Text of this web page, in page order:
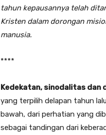
tahun kepausannya telah
Kristen dalam dorongan
manusia.
****
Kedekatan, sinodalitas dan
yang terpilih delapan tahun
bawah, dari perhatian yang
sebagai tandingan dari